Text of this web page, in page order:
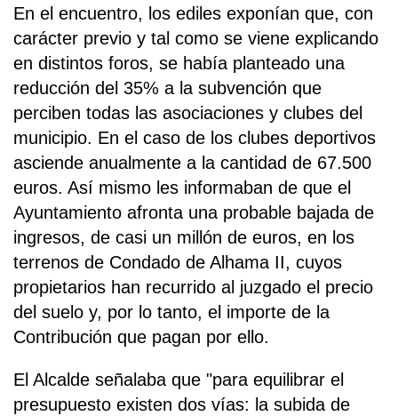
En el encuentro, los ediles exponían que, con
carácter previo y tal como se viene explicando
en distintos foros, se había planteado una
reducción del 35% a la subvención que
perciben todas las asociaciones y clubes del
municipio. En el caso de los clubes deportivos
asciende anualmente a la cantidad de 67.500
euros. Así mismo les informaban de que el
Ayuntamiento afronta una probable bajada de
ingresos, de casi un millón de euros, en los
terrenos de Condado de Alhama II, cuyos
propietarios han recurrido al juzgado el precio
del suelo y, por lo tanto, el importe de la
Contribución que pagan por ello.
El Alcalde señalaba que "para equilibrar el
presupuesto existen dos vías: la subida de